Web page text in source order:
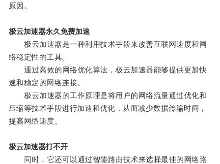
原因。
极云加速器永久免费加速
极云加速器是一种利用技术手段来改善互联网速度和网
络稳定性的工具。
通过高效的网络优化算法，极云加速器能够提供更加快
速和稳定的网络连接。
极云加速器的工作原理是将用户的网络流量通过优化和
压缩等技术手段进行加速和优化，从而减少数据传输时间，
提高网络速度。
极云加速器打不开
同时，它还可以通过智能路由技术来选择最佳的网络路